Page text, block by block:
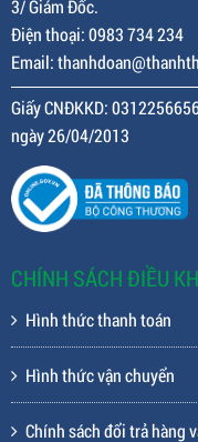
3/ Giám Đốc.
Điện thoại: 0983 734 234
Email:
Giấy CNĐKKD:
ngày 26/04/2013
CHÍNH SÁCH ĐIỀU
Hình thức thanh toán
Hình thức vận chuyển
Chính sách đổi trả hàng